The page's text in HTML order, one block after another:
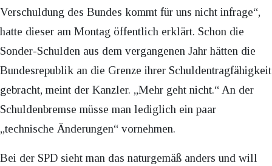
Verschuldung des Bundes kommt für uns nicht infrage“,
hatte dieser am Montag öffentlich erklärt. Schon die
Sonder-Schulden aus dem vergangenen Jahr hätten die
Bundesrepublik an die Grenze ihrer Schuldentragfähigkeit
gebracht, meint der Kanzler. „Mehr geht nicht.“ An der
Schuldenbremse müsse man lediglich ein paar
„technische Änderungen“ vornehmen.
Bei der SPD sieht man das naturgemäß anders und will